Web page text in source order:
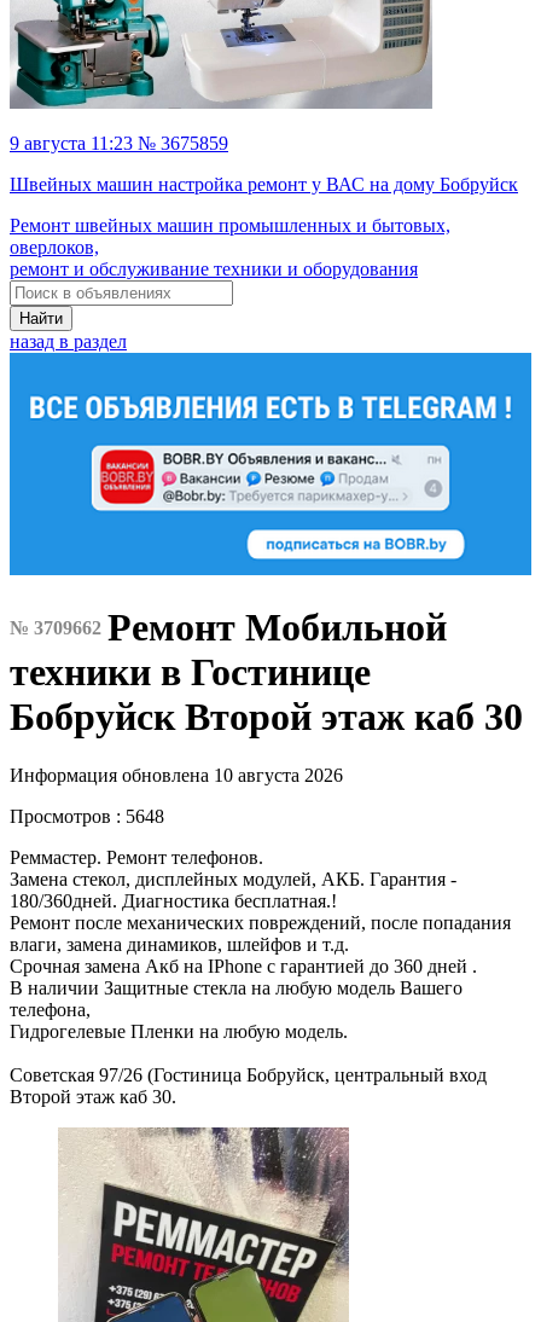
9 августа 11:23 № 3675859
Швейных машин настройка ремонт у ВАС на дому Бобруйск
Ремонт швейных машин промышленных и бытовых,
оверлоков,
ремонт и обслуживание техники и оборудования
Найти
назад в раздел
№ 3709662 Ремонт Мобильной
техники в Гостинице
Бобруйск Второй этаж каб 30
Информация обновлена 10 августа 2026
Просмотров : 5648
Реммастер. Ремонт телефонов.
Замена стекол, дисплейных модулей, АКБ. Гарантия -
180/360дней. Диагностика бесплатная.!
Ремонт после механических повреждений, после попадания
влаги, замена динамиков, шлейфов и т.д.
Срочная замена Акб на IPhone с гарантией до 360 дней .
В наличии Защитные стекла на любую модель Вашего
телефона,
Гидрогелевые Пленки на любую модель.
Советская 97/26 (Гостиница Бобруйск, центральный вход
Второй этаж каб 30.